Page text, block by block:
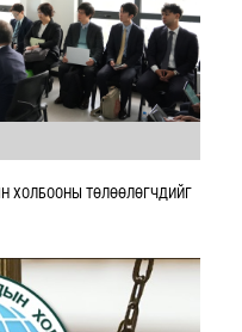
ХОЛБООНЫ ТӨЛӨӨЛӨГЧДИЙГ